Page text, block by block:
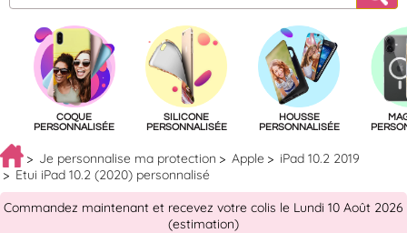
COQUE
PERSONNALISÉE
SILICONE
PERSONNALISÉE
HOUSSE
PERSONNALISÉE
Je personnalise ma protection Apple
iPad 10.2 2019
Etui iPad 10.2 (2020) personnalisé
Commandez maintenant et recevez votre colis le Lundi 10 Août 2026
(estimation)